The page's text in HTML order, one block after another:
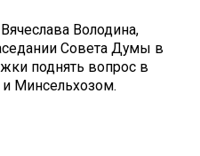
Володина,
Совета Думы в
поднять вопрос в
Минсельхозом.